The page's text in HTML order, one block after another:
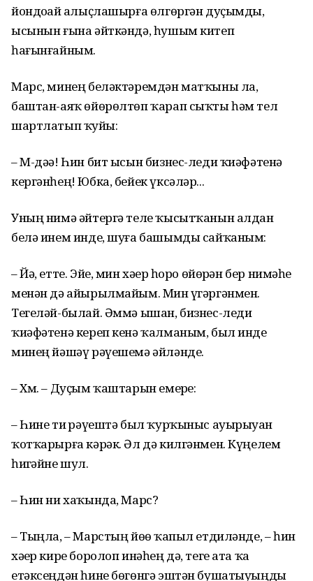
йондоҙҙай алыҫлашырға өлгөргән дуҫымды,
ысынын ғына әйткәндә, һушым китеп
һағынғайным.
Марс, минең беләктәремдән матҡыны ла,
баштан-аяҡ өйөрөлтөп ҡарап сыҡты һәм тел
шартлатып ҡуйҙы:
– М-дәә! Һин бит ысын бизнес-леди ҡиәфәтенә
кергәнһең! Юбка, бейек үксәләр...
Уның нимә әйтергә теле ҡысытҡанын алдан
белә инем инде, шуға башымды сайҡаным:
– Йә, етте. Эйе, мин хәҙер һоро өйөрҙән бер нимәһе
менән дә айырылмайым. Мин үҙгәргәнмен.
Тегеләй-былай. Әммә ышан, бизнес-леди
ҡиәфәтенә кереп кенә ҡалманым, был инде
минең йәшәү рәүешемә әйләнде.
– Хм. – Дуҫым ҡаштарын емерҙе:
– Һине тиҙ рәүештә был ҡурҡыныс ауырыуҙан
ҡотҡарырға кәрәк. Әл дә килгәнмен. Күңелем
һиҙгәйне шул.
– Һин ни хаҡында, Марс?
– Тыңла, – Марстың йөҙө ҡапыл етдиләнде, – һин
хәҙер кире боролоп инәһең дә, теге ата ҡаҙ
етәксеңдән һине бөгөнгә эштән бушатыуыңды